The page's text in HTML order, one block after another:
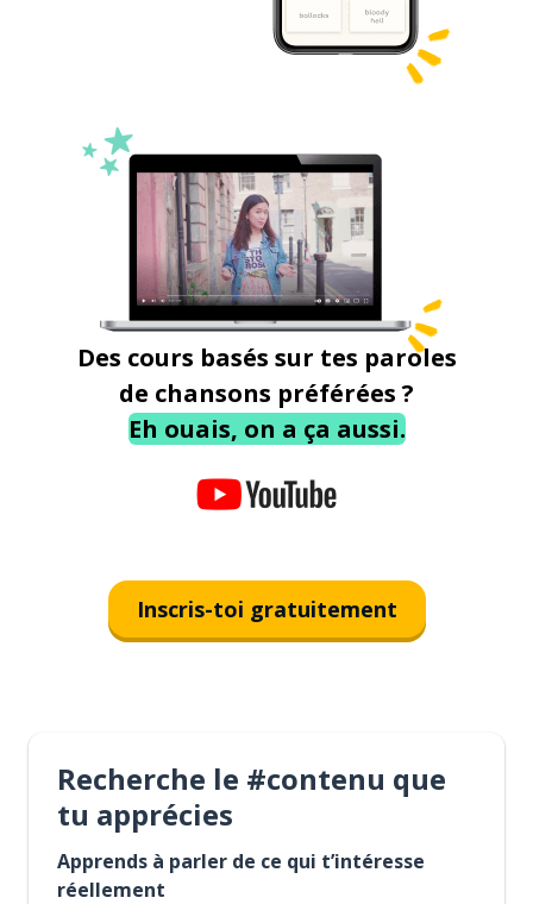
Des cours basés sur tes paroles
de chansons préférées ?
Eh ouais, on a ça aussi.
Inscris-toi gratuitement
Recherche le #contenu que
tu apprécies
Apprends à parler de ce qui t’intéresse
réellement